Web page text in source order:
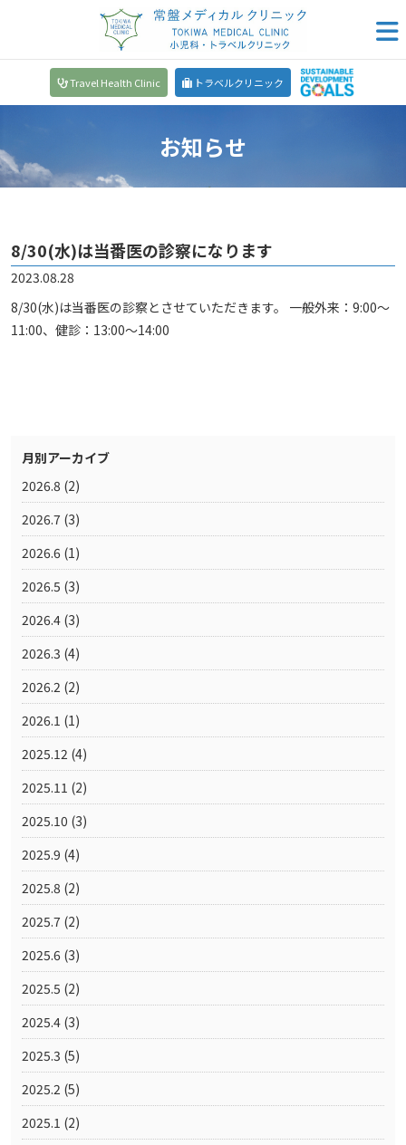
Travel Health Clinic トラベルクリニック
お知らせ
8/30(水)は当番医の診察になります
2023.08.28
8/30(水)は当番医の診察とさせていただきます。 一般外来：9:00～
11:00、健診：13:00～14:00
月別アーカイブ
2026.8 (2)
2026.7 (3)
2026.6 (1)
2026.5 (3)
2026.4 (3)
2026.3 (4)
2026.2 (2)
2026.1 (1)
2025.12 (4)
2025.11 (2)
2025.10 (3)
2025.9 (4)
2025.8 (2)
2025.7 (2)
2025.6 (3)
2025.5 (2)
2025.4 (3)
2025.3 (5)
2025.2 (5)
2025.1 (2)